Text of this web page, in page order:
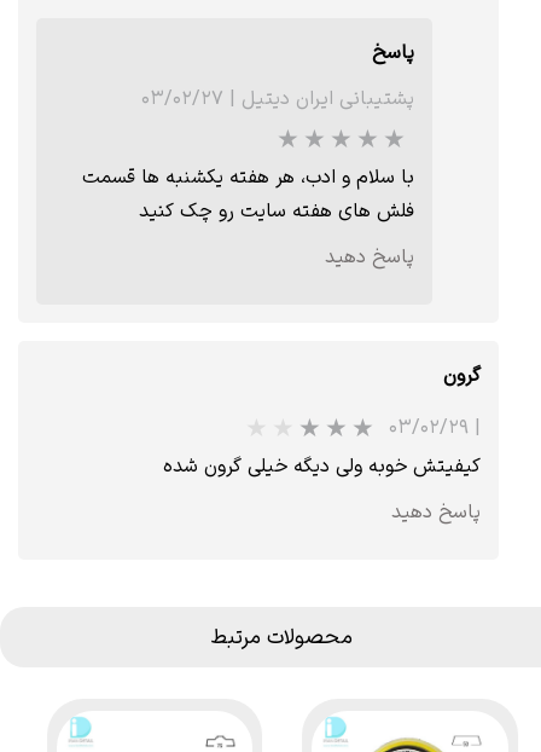
پاسخ
پشتیبانی ایران دیتیل | ۰۳/۰۲/۲۷
با سلام و ادب، هر هفته یکشنبه ها قسمت
فلش های هفته سایت رو چک کنید
پاسخ دهید
گرون
| ۰۳/۰۲/۲۹
کیفیتش خوبه ولی دیگه خیلی گرون شده
پاسخ دهید
محصولات مرتبط